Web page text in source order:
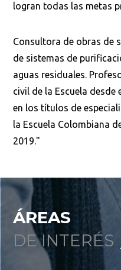
logran todas las metas
Consultora de obras de
de sistemas de
aguas residuales.
civil de la Escuela
en los títulos de
la Escuela Colombiana
2019."
ÁREAS
DE INTERÉS